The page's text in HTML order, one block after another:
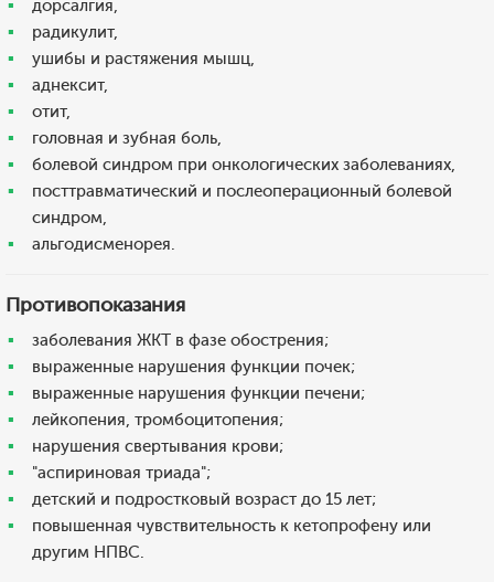
дорсалгия,
радикулит,
ушибы и растяжения мышц,
аднексит,
отит,
головная и зубная боль,
болевой синдром при онкологических заболеваниях,
посттравматический и послеоперационный болевой
синдром,
альгодисменорея.
Противопоказания
заболевания ЖКТ в фазе обострения;
выраженные нарушения функции почек;
выраженные нарушения функции печени;
лейкопения, тромбоцитопения;
нарушения свертывания крови;
"аспириновая триада";
детский и подростковый возраст до 15 лет;
повышенная чувствительность к кетопрофену или
другим НПВС.